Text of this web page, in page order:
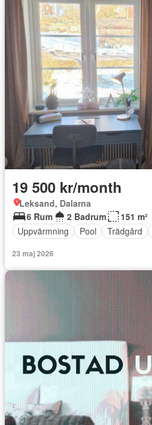
19 500 kr/month
Leksand, Dalarna
6 Rum
2 Badrum
151 m²
Uppvärmning
Pool Trädgård
23 maj 2026